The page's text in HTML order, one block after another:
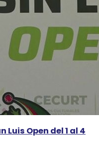
Luis Open del 1 al 4